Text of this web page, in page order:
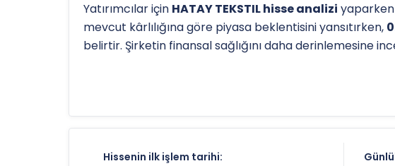
Yatırımcılar için HATAY TEKSTIL hisse analizi
mevcut kârlılığına göre piyasa beklentisini yansıtırken,
belirtir. Şirketin finansal sağlığını daha derinlemesine
detaylı indikatör analizlerineteknik analiz
Hissenin ilk işlem tarihi: